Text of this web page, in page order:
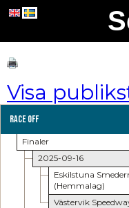
Visa
Race Off
Finaler
2025-09-16
Eskilstuna
(Hemmalag)
Västervik